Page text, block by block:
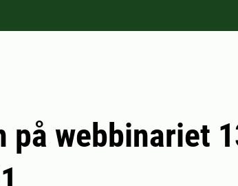
på webbinariet